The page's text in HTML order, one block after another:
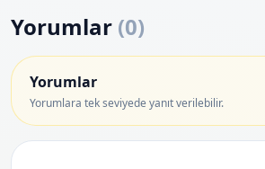
Yorumlar (0)
Yorumlar
Yorumlara tek seviyede yanıt verilebilir.